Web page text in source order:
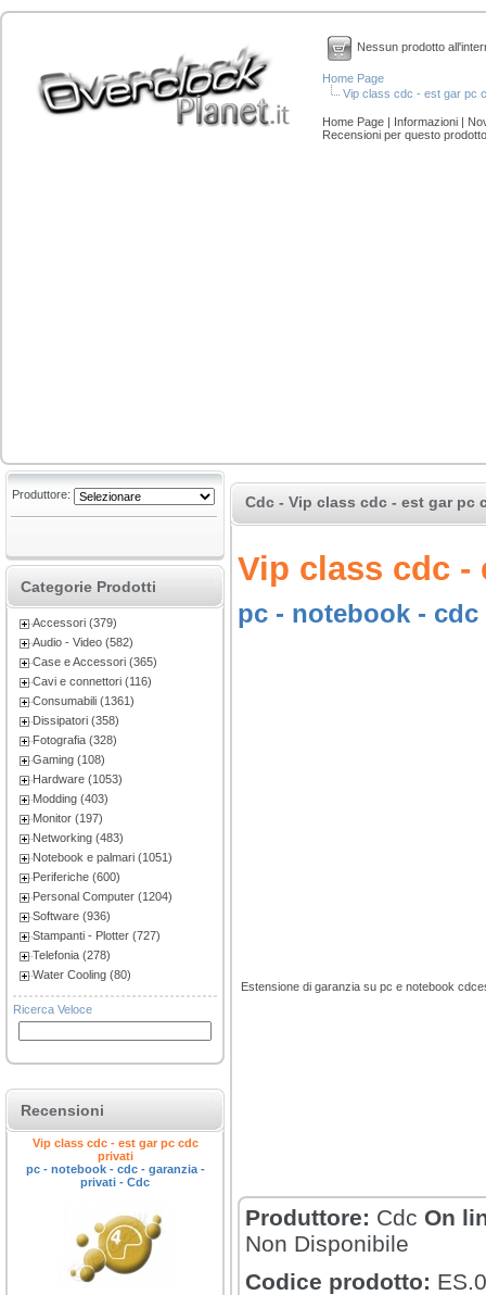
Nessun prodotto
Home Page
Vip class cdc - est gar pc
Home Page | Informazioni |
Recensioni per questo
Produttore:
Categorie Prodotti
Accessori (379)
Audio - Video (582)
Case e Accessori (365)
Cavi e connettori (116)
Consumabili (1361)
Dissipatori (358)
Fotografia (328)
Gaming (108)
Hardware (1053)
Modding (403)
Monitor (197)
Networking (483)
Notebook e palmari (1051)
Periferiche (600)
Personal Computer (1204)
Software (936)
Stampanti - Plotter (727)
Telefonia (278)
Water Cooling (80)
Ricerca Veloce
Recensioni
Vip class cdc - est gar pc cdc
privati
pc - notebook - cdc - garanzia -
privati - Cdc
Cdc - Vip class cdc - est gar pc
Vip class cdc -
pc - notebook -
Estensione di garanzia su pc e notebook
Produttore: Cdc On
Non Disponibile
Codice prodotto: